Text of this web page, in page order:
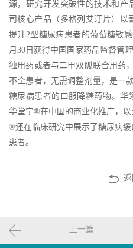
源，研究开发突破性的技术和产
司核心产品（多格列艾汀片）以
提升2型糖尿病患者的葡萄糖敏
月30日获得中国国家药品监督管
独用药或者与二甲双胍联合用药
不全患者，无需调整剂量，是一
糖尿病患者的口服降糖药物。华
华堂宁®在中国的商业化推广，
®还在临床研究中展示了糖尿病
患者。
上一篇